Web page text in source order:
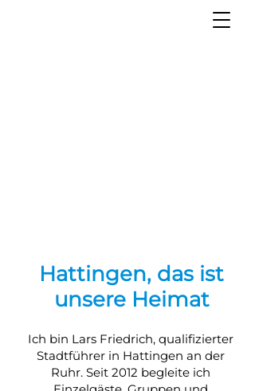
Hattingen, das ist
unsere Heimat
Ich bin Lars Friedrich, qualifizierter
Stadtführer in Hattingen an der
Ruhr. Seit 2012 begleite ich